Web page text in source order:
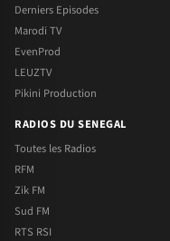
Derniers Episodes
Marodi TV
EvenProd
LEUZTV
Pikini Production
RADIOS DU SENEGAL
Toutes les Radios
RFM
Zik FM
Sud FM
RTS RSI